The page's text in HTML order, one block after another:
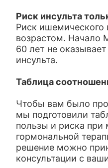
Риск инсульта
Риск ишемического
возрастом.
60 лет не
инсульта.
Таблица
Чтобы вам было
мы подготовили
пользы и риска при
гормональной
решение можно
консультации с